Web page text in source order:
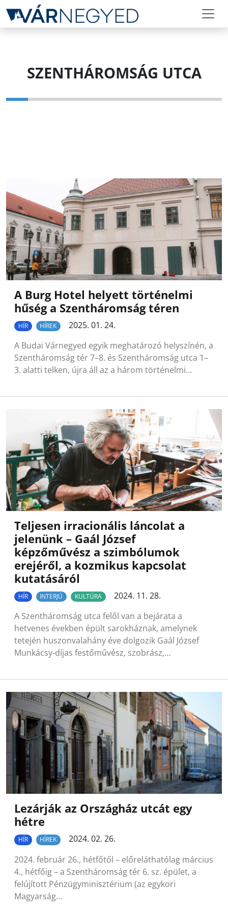
SZENTHÁROMSÁG UTCA
A Burg Hotel helyett történelmi
hűség a Szentháromság téren
HÍR HÍREK
2025. 01. 24.
A Budai Várnegyed egyik meghatározó helyszínén, a
Szentháromság tér 7–8. és Szentháromság utca 1–
3. alatti telken, újra áll az a három történelmi…
Teljesen irracionális láncolat a
jelenünk – Gaál József
képzőművész a szimbólumok
erejéről, a kozmikus kapcsolat
kutatásáról
HÍR INTERJÚ KULTÚRA
2024. 11. 28.
A Szentháromság utca felől van a bejárata a
hetvenes években épült sarokháznak, amelynek
tetején huszonvalahány éve dolgozik Gaál József
Munkácsy-díjas festőművész, szobrász,…
Lezárják az Országház utcát egy
hétre
HÍR HÍREK
2024. 02. 26.
2024. február 26., hétfőtől – előreláthatólag március
4., hétfőig – a Szentháromság tér 6. sz. épület, a
felújított Pénzügyminisztérium (az egykori
Magyarság…